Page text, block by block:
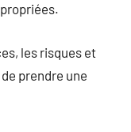
les risques et
prendre une